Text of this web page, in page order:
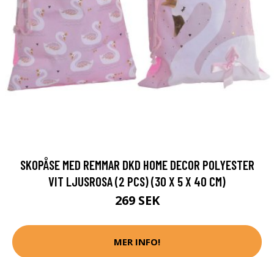
SKOPÅSE MED REMMAR DKD HOME DECOR POLYESTER
VIT LJUSROSA (2 PCS) (30 X 5 X 40 CM)
269 SEK
MER INFO!